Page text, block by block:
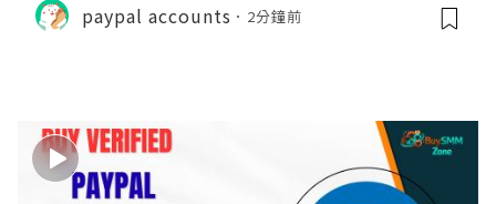
paypal accounts 2分鐘前